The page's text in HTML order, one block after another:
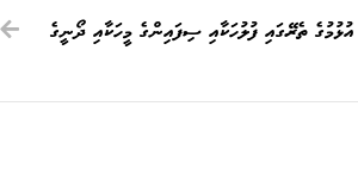
ތެރޭގައި ފުލުހަކާއި ސިފައިންގެ މީހަކާއި ދޯނީގެ